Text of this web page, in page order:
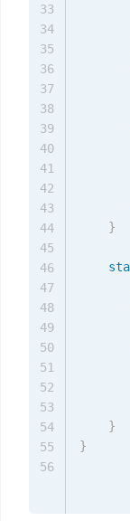
}
}
}
33
34
35
36
37
38
39
40
41
42
43
44
45
46
47
48
49
50
51
52
53
54
55
56